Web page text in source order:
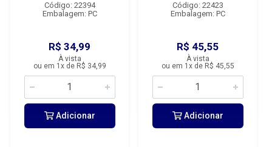
Código: 22394
Embalagem: PC
R$ 34,99
À vista
ou em 1x de R$ 34,99
Adicionar
Código: 22423
Embalagem: PC
R$ 45,55
À vista
ou em 1x de R$ 45,55
Adicionar